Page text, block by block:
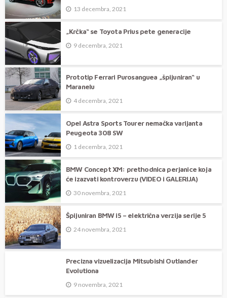
13 decembra, 2021
„Krčka“ se Toyota Prius pete generacije
9 decembra, 2021
Prototip Ferrari Purosanguea „špijuniran“ u
Maranelu
4 decembra, 2021
Opel Astra Sports Tourer nemačka varijanta
Peugeota 308 SW
1 decembra, 2021
BMW Concept XM: prethodnica perjanice koja
će izazvati kontroverzu (VIDEO i GALERIJA)
30 novembra, 2021
Špijuniran BMW i5 – električna verzija serije 5
24 novembra, 2021
Precizna vizuelizacija Mitsubishi Outlander
Evolutiona
9 novembra, 2021